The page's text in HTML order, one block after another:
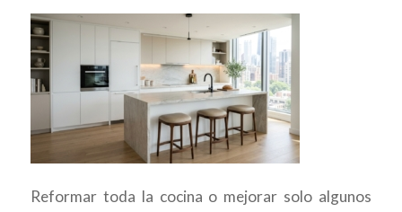
Reformar toda la cocina o mejorar solo algunos